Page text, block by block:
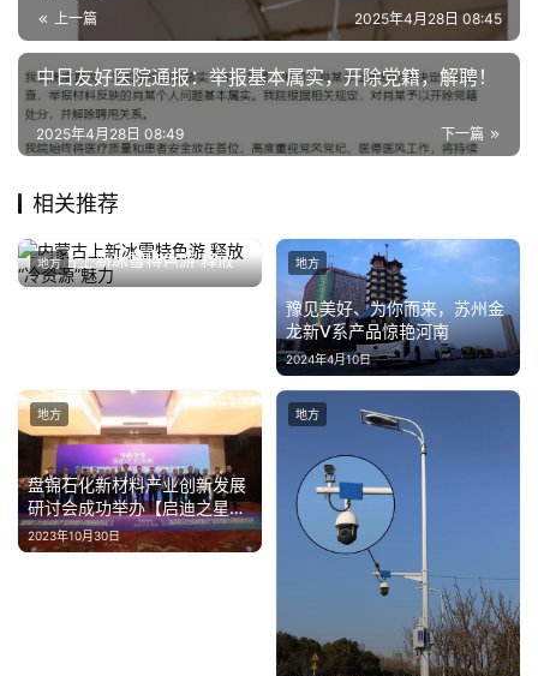
教
育
专
题
汽
车
·
上一篇 2025年4月28日 08:45
中日友好医院通报：举报基本属实，开除党籍，解聘！
下一篇
2025年4月28日 08:49
相关推荐
内蒙古上新冰雪特色游 释放
“冷资源”魅力
2024年11月19日
地方
豫见美好、为你而来，苏州金
龙新V系产品惊艳河南
2024年4月10日
地方
盘锦石化新材料产业创新发展
研讨会成功举办【启迪之星承
办】
2023年10月30日
地方 地方